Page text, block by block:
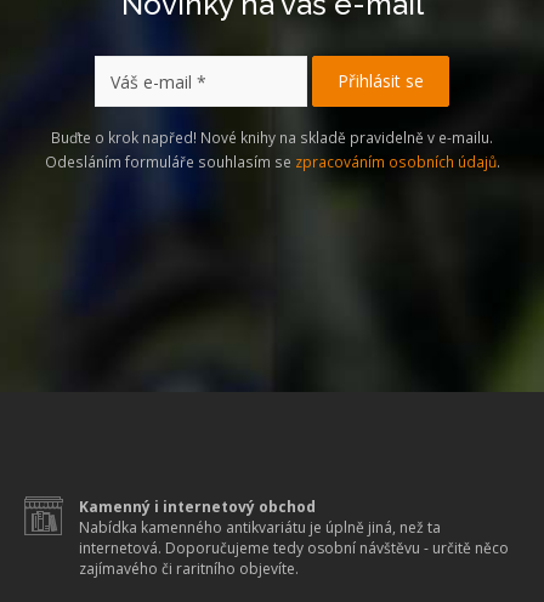
Buďte o krok napřed! Nové knihy na skladě pravidelně v e-mailu.
Odesláním formuláře souhlasím se zpracováním osobních údajů.
Kamenný i internetový obchod
Nabídka kamenného antikvariátu je úplně jiná, než ta
internetová. Doporučujeme tedy osobní návštěvu - určitě něco
zajímavého či raritního objevíte.